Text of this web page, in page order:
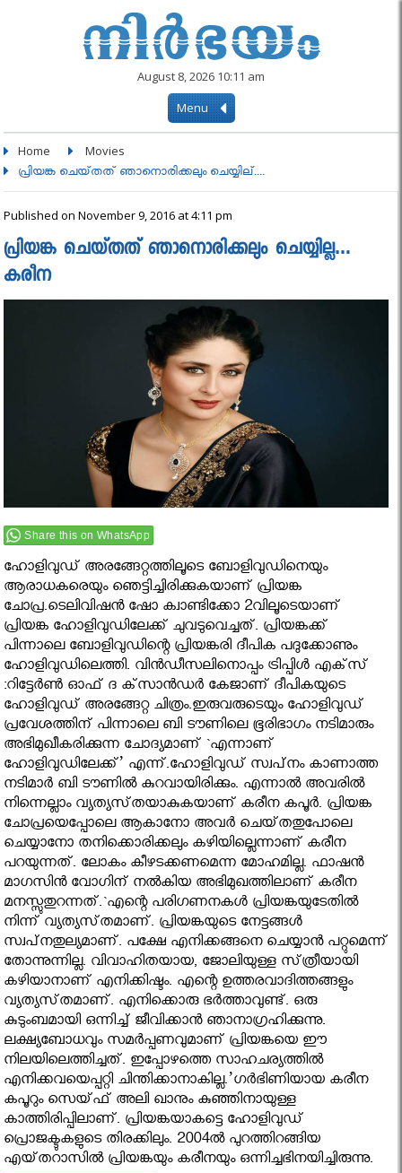
August 8, 2026 10:11 am
Menu
Home Movies
പ്രിയങ്ക ചെയ്‌തത്‌ ഞാനൊരിക്കലും ചെയ്യില്....
Published on November 9, 2016 at 4:11 pm
പ്രിയങ്ക ചെയ്‌തത്‌ ഞാനൊരിക്കലും ചെയ്യില്ല…
കരീന
Share this on WhatsApp
ഹോളിവുഡ്‌ അരങ്ങേറ്റത്തിലൂടെ ബോളിവുഡിനെയും
ആരാധകരെയും ഞെട്ടിച്ചിരിക്കുകയാണ്‌ പ്രിയങ്ക
ചോപ്ര.ടെലിവിഷന്‍ ഷോ ക്വാണ്ടിക്കോ 2വിലൂടെയാണ്‌
പ്രിയങ്ക ഹോളിവുഡിലേക്ക്‌ ചുവടുവെച്ചത്‌. പ്രിയങ്കക്ക്‌
പിന്നാലെ ബോളിവുഡിന്റെ പ്രിയങ്കരി ദീപിക പദുക്കോണും
ഹോളിവുഡിലെത്തി. വിന്‍ഡീസലിനൊപ്പം ട്രിപ്പിള്‍ എക്‌സ്‌
:റിട്ടേര്‍ണ്‍ ഓഫ്‌ ദ ക്‌സാന്‍ഡര്‍ കേജാണ്‌ ദീപികയുടെ
ഹോളിവുഡ്‌ അരങ്ങേറ്റ ചിത്രം.ഇരുവരുടെയും ഹോളിവുഡ്‌
പ്രവേശത്തിന്‌ പിന്നാലെ ബി ടൗണിലെ ഭൂരിഭാഗം നടിമാരും
അഭിമുഖീകരിക്കുന്ന ചോദ്യമാണ്‌ `എന്നാണ്‌
ഹോളിവുഡിലേക്ക്‌’ എന്ന്‌.ഹോളിവുഡ്‌ സ്വപ്‌നം കാണാത്ത
നടിമാര്‍ ബി ടൗണില്‍ കുറവായിരിക്കും. എന്നാല്‍ അവരില്‍
നിന്നെല്ലാം വ്യത്യസ്‌തയാകുകയാണ്‌ കരീന കപൂര്‍. പ്രിയങ്ക
ചോപ്രയെപ്പോലെ ആകാനോ അവര്‍ ചെയ്‌തതുപോലെ
ചെയ്യാനോ തനിക്കൊരിക്കലും കഴിയില്ലെന്നാണ്‌ കരീന
പറയുന്നത്‌. ലോകം കീഴടക്കണമെന്ന മോഹമില്ല. ഫാഷന്‍
മാഗസിന്‍ വോഗിന്‌ നല്‍കിയ അഭിമുഖത്തിലാണ്‌ കരീന
മനസ്സുതുറന്നത്‌.`എന്റെ പരിഗണനകള്‍ പ്രിയങ്കയുടേതില്‍
നിന്ന്‌ വ്യത്യസ്‌തമാണ്‌. പ്രിയങ്കയുടെ നേട്ടങ്ങള്‍
സ്വപ്‌നതുല്യമാണ്‌. പക്ഷേ എനിക്കങ്ങനെ ചെയ്യാന്‍ പറ്റുമെന്ന്‌
തോന്നുന്നില്ല. വിവാഹിതയായ, ജോലിയുള്ള സ്‌ത്രീയായി
കഴിയാനാണ്‌ എനിക്കിഷ്ടം. എന്റെ ഉത്തരവാദിത്തങ്ങളും
വ്യത്യസ്‌തമാണ്‌. എനിക്കൊരു ഭര്‍ത്താവുണ്ട്‌. ഒരു
കുടുംബമായി ഒന്നിച്ച്‌ ജീവിക്കാന്‍ ഞാനാഗ്രഹിക്കുന്നു.
ലക്ഷ്യബോധവും സമര്‍പ്പണവുമാണ്‌ പ്രിയങ്കയെ ഈ
നിലയിലെത്തിച്ചത്‌. ഇപ്പോഴത്തെ സാഹചര്യത്തില്‍
എനിക്കവയെപ്പറ്റി ചിന്തിക്കാനാകില്ല.’ഗര്‍ഭിണിയായ കരീന
കപൂറും സെയ്‌ഫ്‌ അലി ഖാനും കുഞ്ഞിനായുള്ള
കാത്തിരിപ്പിലാണ്‌. പ്രിയങ്കയാകട്ടെ ഹോളിവുഡ്‌
പ്രൊജക്ടുകളുടെ തിരക്കിലും. 2004ല്‍ പുറത്തിറങ്ങിയ
എയ്‌തറാസില്‍ പ്രിയങ്കയും കരീനയും ഒന്നിച്ചഭിനയിച്ചിരുന്നു.